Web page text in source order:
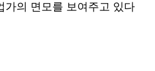
가의 면모를 보여주고 있다